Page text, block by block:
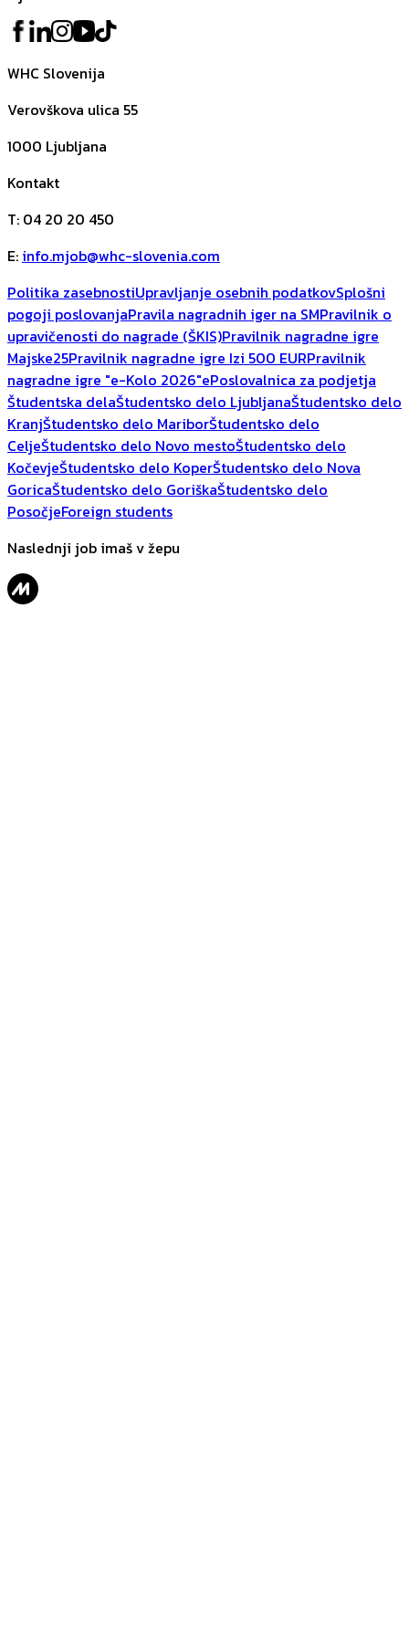
WHC Slovenija
Verovškova ulica 55
1000 Ljubljana
Kontakt
T: 04 20 20 450
E: info.mjob@whc-slovenia.com
Politika zasebnostiUpravljanje osebnih podatkovSplošni
pogoji poslovanjaPravila nagradnih iger na SMPravilnik o
upravičenosti do nagrade (ŠKIS)Pravilnik nagradne igre
Majske25Pravilnik nagradne igre Izi 500 EURPravilnik
nagradne igre "e-Kolo 2026"ePoslovalnica za podjetja
Študentska delaŠtudentsko delo LjubljanaŠtudentsko delo
KranjŠtudentsko delo MariborŠtudentsko delo
CeljeŠtudentsko delo Novo mestoŠtudentsko delo
KočevjeŠtudentsko delo KoperŠtudentsko delo Nova
GoricaŠtudentsko delo GoriškaŠtudentsko delo
PosočjeForeign students
Naslednji job imaš v žepu